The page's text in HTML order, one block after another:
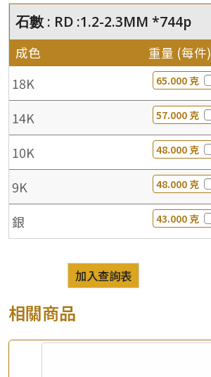
石數 : RD :1.2-2.3MM *744p
成色 重量 (每件)
18K 65.000 克
14K 57.000 克
10K 48.000 克
9K 48.000 克
銀 43.000 克
加入查詢表
相關商品